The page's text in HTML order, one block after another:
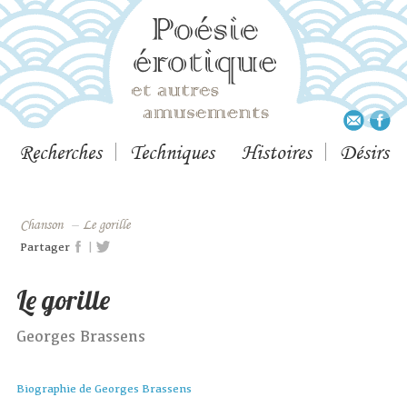
Recherches Techniques Histoires Désirs
Chanson – Le gorille
Partager |
Le gorille
Georges Brassens
Biographie de Georges Brassens